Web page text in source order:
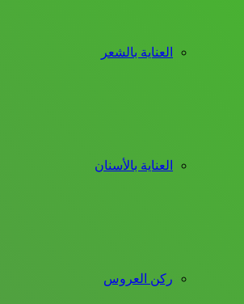
العناية بالشعر
العناية بالأسنان
ركن العروس